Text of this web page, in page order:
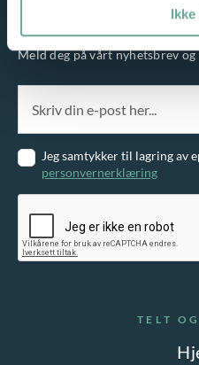
TELT
Meld deg på vårt nyhetsbrev
Jeg samtykker til lagring av
personvernerklæring